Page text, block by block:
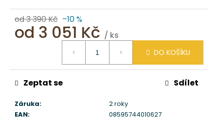
od 3 390 Kč –10 %
od 3 051 Kč / ks
DO KOŠÍKU
Záruka:
2 roky
EAN:
08595744010627
Zeptat se Sdílet
Kč